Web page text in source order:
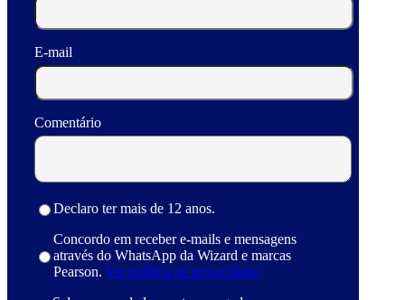
E-mail
Comentário
Declaro ter mais de 12 anos.
Concordo em receber e-mails e mensagens
através do WhatsApp da Wizard e marcas
Pearson. Ver política de privacidade.